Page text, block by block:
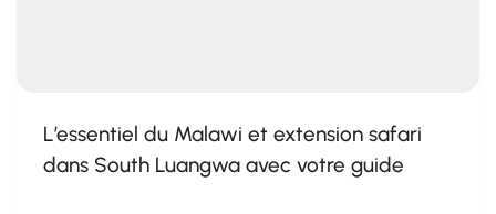
L’essentiel du Malawi et extension safari
dans South Luangwa avec votre guide